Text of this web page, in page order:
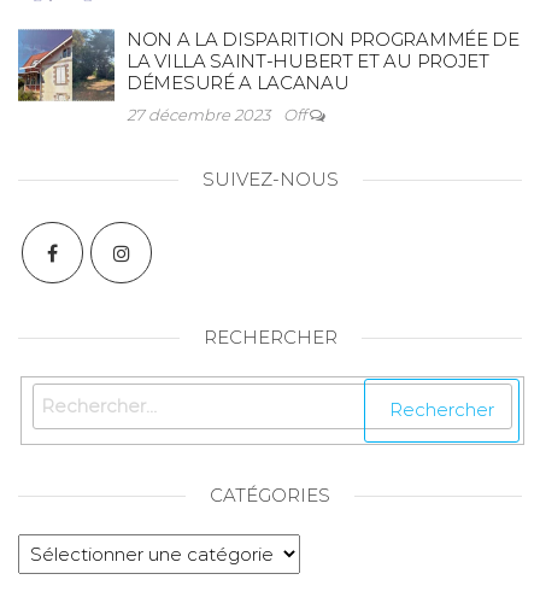
NON A LA DISPARITION PROGRAMMÉE DE
LA VILLA SAINT-HUBERT ET AU PROJET
DÉMESURÉ A LACANAU
27 décembre 2023 Off
SUIVEZ-NOUS
RECHERCHER
CATÉGORIES